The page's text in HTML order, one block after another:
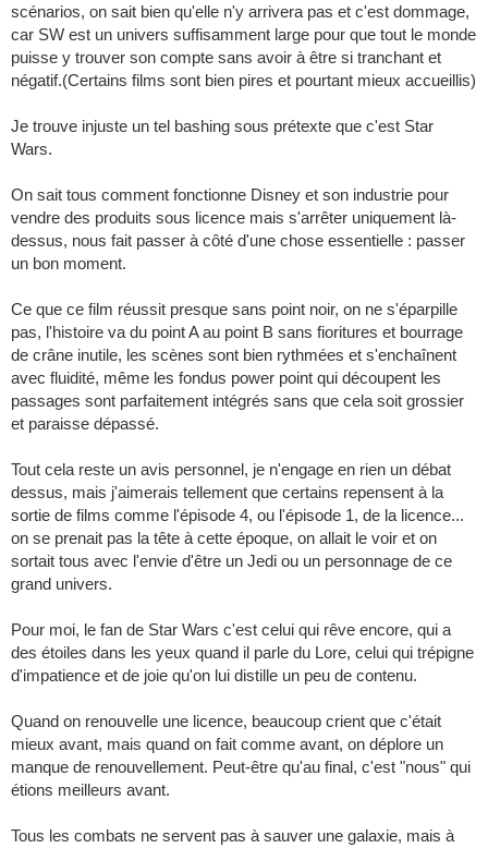
scénarios, on sait bien qu'elle n'y arrivera pas et c'est dommage,
car SW est un univers suffisamment large pour que tout le monde
puisse y trouver son compte sans avoir à être si tranchant et
négatif.(Certains films sont bien pires et pourtant mieux accueillis)
Je trouve injuste un tel bashing sous prétexte que c'est Star
Wars.
On sait tous comment fonctionne Disney et son industrie pour
vendre des produits sous licence mais s'arrêter uniquement là-
dessus, nous fait passer à côté d'une chose essentielle : passer
un bon moment.
Ce que ce film réussit presque sans point noir, on ne s'éparpille
pas, l'histoire va du point A au point B sans fioritures et bourrage
de crâne inutile, les scènes sont bien rythmées et s'enchaînent
avec fluidité, même les fondus power point qui découpent les
passages sont parfaitement intégrés sans que cela soit grossier
et paraisse dépassé.
Tout cela reste un avis personnel, je n'engage en rien un débat
dessus, mais j'aimerais tellement que certains repensent à la
sortie de films comme l'épisode 4, ou l'épisode 1, de la licence...
on se prenait pas la tête à cette époque, on allait le voir et on
sortait tous avec l'envie d'être un Jedi ou un personnage de ce
grand univers.
Pour moi, le fan de Star Wars c'est celui qui rêve encore, qui a
des étoiles dans les yeux quand il parle du Lore, celui qui trépigne
d'impatience et de joie qu'on lui distille un peu de contenu.
Quand on renouvelle une licence, beaucoup crient que c'était
mieux avant, mais quand on fait comme avant, on déplore un
manque de renouvellement. Peut-être qu'au final, c'est "nous" qui
étions meilleurs avant.
Tous les combats ne servent pas à sauver une galaxie, mais à